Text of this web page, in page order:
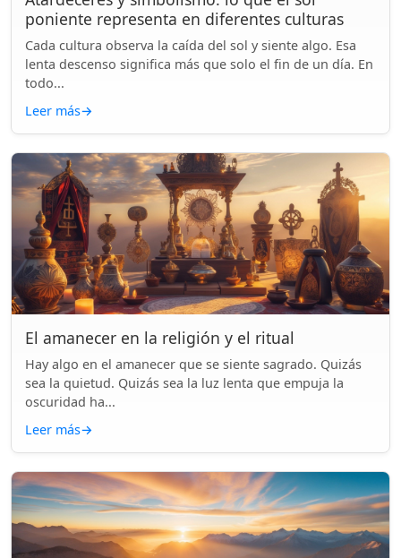
poniente representa en diferentes culturas
Cada cultura observa la caída del sol y siente algo. Esa
lenta descenso significa más que solo el fin de un día. En
todo...
Leer más→
El amanecer en la religión y el ritual
Hay algo en el amanecer que se siente sagrado. Quizás
sea la quietud. Quizás sea la luz lenta que empuja la
oscuridad ha...
Leer más→